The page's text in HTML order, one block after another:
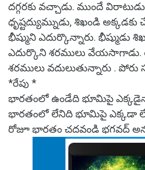
దగ్గరకు వచ్చాడు. ముందే
ధృష్టద్యుమ్నుడు, శిఖండి
భీష్ముని ఎదుర్కొన్నారు. భీష్ముడు
ఎదుర్కొని శరములు వేయసాగాడు.
శరములు వదులుతున్నారు . పోరు
*రేపు *
భారతంలో ఉండేది భూమిపై
భారతంలో లేనిది భూమిపై ఎక్కడా
రోజూ భారతం చదవండి భగవద్